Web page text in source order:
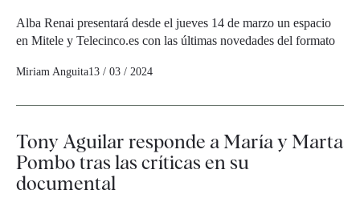
Alba Renai presentará desde el jueves 14 de marzo un espacio
en Mitele y Telecinco.es con las últimas novedades del formato
Miriam Anguita13 / 03 / 2024
Tony Aguilar responde a María y Marta
Pombo tras las críticas en su
documental